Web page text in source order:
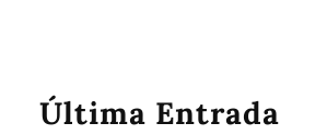
Última Entrada